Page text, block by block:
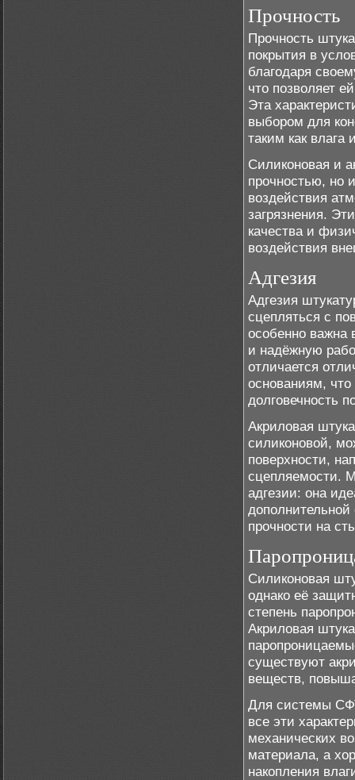
Прочность
Прочность
покрытия в
благодаря
что позволяет
Эта
выбором для
таким как влага
Силиконовая и
прочностью, но
воздействия
загрязнения.
качества и
воздействия
Адгезия
Адгезия
сцепляться с
особенно важна
и надёжную
отличается
основаниям,
долговечность
Акриловая
силиконовой,
поверхности,
сцепляемости.
адгезии: она
прочности на
Силиконовая
однако её
степень
Акриловая
существуют
веществ,
Для системы
все эти
механических
материала, а
накопления